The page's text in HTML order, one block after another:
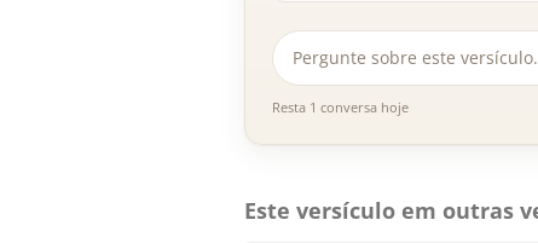
Resta 1 conversa hoje
Este versículo em outras